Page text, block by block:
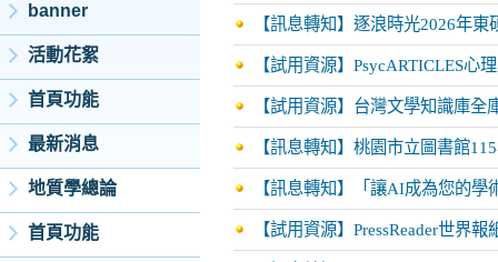
banner
活動花絮
首頁功能
最新消息
地質學總論
首頁功能
【訊息轉知】逐浪時光2026年
【試用資源】PsycARTICLES心
【試用資源】台灣文學知識庫全
【訊息轉知】桃園市立圖書館
【訊息轉知】「讓AI成為您的
【試用資源】PressReader世界